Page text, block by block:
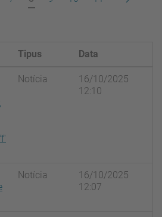
actual
Tipus Data
Notícia
16/10/2025
12:10
Notícia
16/10/2025
12:07